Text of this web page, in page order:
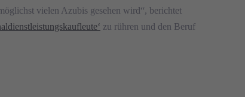
vielen Azubis gesehen wird“, berichtet
zu rühren und den Beruf